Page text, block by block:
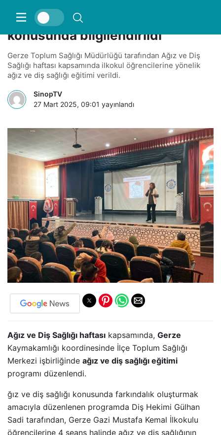
Öğrenciler, ağız ve diş sağlığı
konusunda bilgilendirildi
Gerze Toplum Sağlığı Müdürlüğü tarafından Ağız ve Diş
Sağlığı haftası kapsamında ilkokul öğrencilerine yönelik
ağız ve diş sağlığı eğitimi verildi.
SinopTV
27 Mart 2025, 09:01 yayınlandı
Ağız ve Diş Sağlığı haftası kapsamında, Gerze
Kaymakamlığı koordinesinde İlçe Toplum Sağlığı
Merkezi işbirliğinde ağız ve diş sağlığı eğitimi
programı düzenlendi.
ğız ve diş sağlığı konusunda farkındalık oluşturmak
amacıyla düzenlenen programda Diş Hekimi Gülhan
Sadi tarafından, Gerze Gazi Mustafa Kemal İlkokulu
öğrencilerine 4 seans halinde ağız ve diş sağlığının